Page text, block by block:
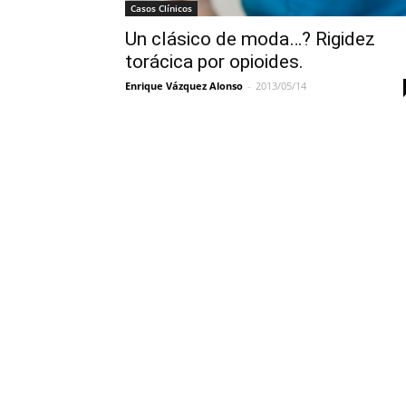
Casos Clínicos
Un clásico de moda…? Rigidez
torácica por opioides.
Enrique Vázquez Alonso - 2013/05/14